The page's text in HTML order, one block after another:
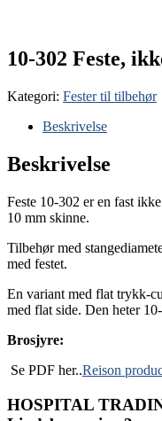
10-302 Feste,
Kategori: Fester til tilbehør
Beskrivelse
Beskrivelse
Feste 10-302 er en fast
10 mm skinne.
Tilbehør med
med festet.
En variant med flat trykk-
med flat side. Den heter
Brosjyre:
Se PDF her..Reison
HOSPITAL